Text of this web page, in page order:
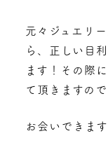
元々ジュエリ
ら、正しい目
ます！その際
て頂きますの
お会いできま